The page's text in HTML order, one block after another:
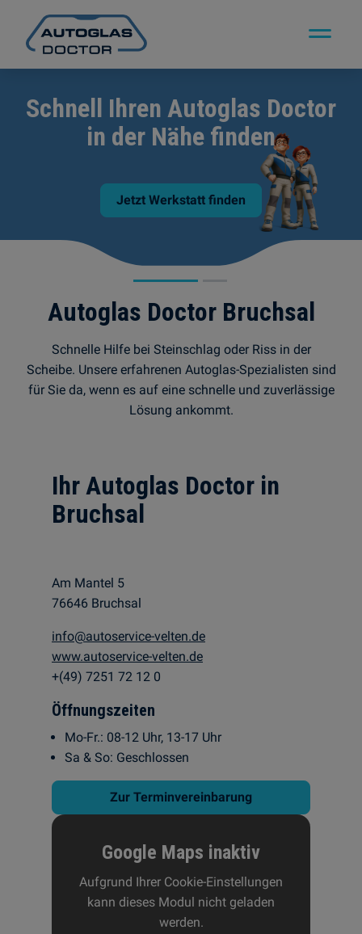
Doctor
Wir
Durchblick –
Autoglas Doctor Bruchsal
Schnelle Hilfe bei Steinschlag oder Riss in der
Scheibe. Unsere erfahrenen Autoglas-Spezialisten sind
für Sie da, wenn es auf eine schnelle und zuverlässige
Lösung ankommt.
Ihr Autoglas Doctor in
Bruchsal
Am Mantel 5
76646 Bruchsal
info@autoservice-velten.de
www.autoservice-velten.de
+(49) 7251 72 12 0
Öffnungszeiten
Mo-Fr.: 08-12 Uhr, 13-17 Uhr
Sa & So: Geschlossen
Zur Terminvereinbarung
Google Maps inaktiv
Aufgrund Ihrer Cookie-Einstellungen
kann dieses Modul nicht geladen
werden.